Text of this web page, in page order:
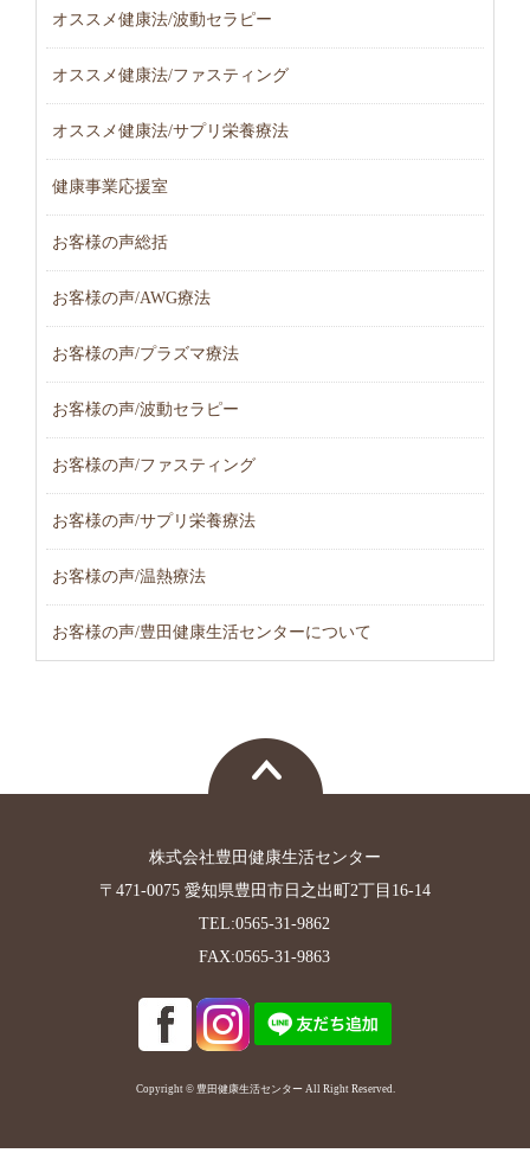
オススメ健康法/波動セラピー
オススメ健康法/ファスティング
オススメ健康法/サプリ栄養療法
健康事業応援室
お客様の声総括
お客様の声/AWG療法
お客様の声/プラズマ療法
お客様の声/波動セラピー
お客様の声/ファスティング
お客様の声/サプリ栄養療法
お客様の声/温熱療法
お客様の声/豊田健康生活センターについて
株式会社豊田健康生活センター
〒471-0075 愛知県豊田市日之出町2丁目16-14
TEL:0565-31-9862
FAX:0565-31-9863
Copyright © 豊田健康生活センター All Right Reserved.